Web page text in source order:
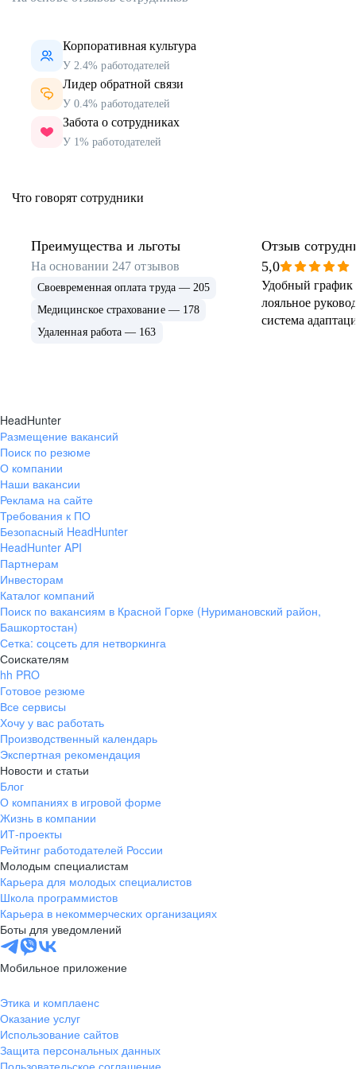
Корпоративная культура
У 2.4% работодателей
Лидер обратной связи
У 0.4% работодателей
Забота о сотрудниках
У 1% работодателей
Что говорят сотрудники
Преимущества и льготы
На основании 247 отзывов
Своевременная оплата труда — 205
Медицинское страхование — 178
Удаленная работа — 163
Отзыв
5,0
Удобный график
лояльное
система
HeadHunter
Размещение вакансий
Поиск по резюме
О компании
Наши вакансии
Реклама на сайте
Требования к ПО
Безопасный HeadHunter
HeadHunter API
Партнерам
Инвесторам
Каталог компаний
Поиск по вакансиям в Красной Горке (Нуримановский район,
Башкортостан)
Сетка: соцсеть для нетворкинга
Соискателям
hh PRO
Готовое резюме
Все сервисы
Хочу у вас работать
Производственный календарь
Экспертная рекомендация
Новости и статьи
Блог
О компаниях в игровой форме
Жизнь в компании
ИТ-проекты
Рейтинг работодателей России
Молодым специалистам
Карьера для молодых специалистов
Школа программистов
Карьера в некоммерческих организациях
Боты для уведомлений
Мобильное приложение
Этика и комплаенс
Оказание услуг
Использование сайтов
Защита персональных данных